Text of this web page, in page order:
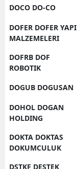
DOCO DO-CO
DOFER DOFER YAPI
MALZEMELERI
DOFRB DOF
ROBOTIK
DOGUB DOGUSAN
DOHOL DOGAN
HOLDING
DOKTA DOKTAS
DOKUMCULUK
DSTKF DESTEK